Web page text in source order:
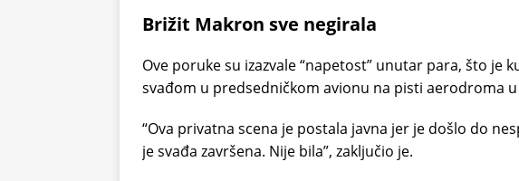
Brižit Makron sve negirala
Ove poruke su izazvale “napetost” unutar para, što je
svađom u predsedničkom avionu na pisti aerodroma
“Ova privatna scena je postala javna jer je došlo do
je svađa završena. Nije bila”, zaključio je.